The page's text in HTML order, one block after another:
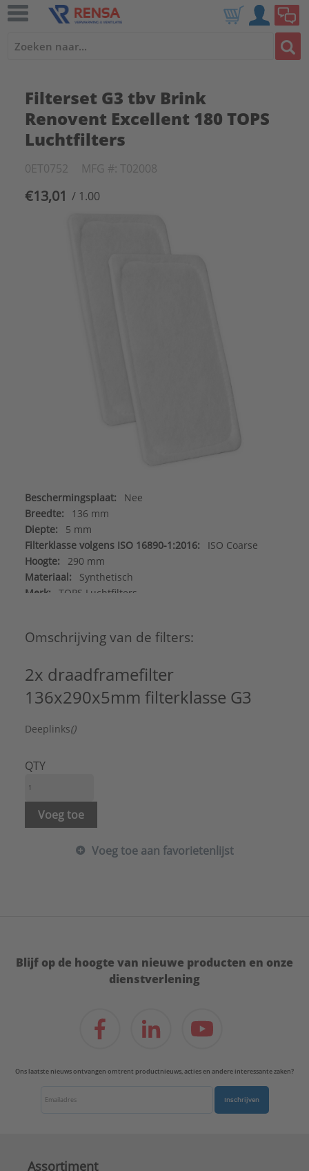
Filterset G3 tbv Brink
Renovent Excellent 180 TOPS
Luchtfilters
0ET0752 MFG #: T02008
€13,01 / 1.00
Beschermingsplaat:
Nee
Breedte:
136 mm
Diepte:
5 mm
Filterklasse volgens ISO 16890-1:2016:
ISO Coarse
Hoogte:
290 mm
Materiaal:
Synthetisch
Merk:
TOPS Luchtfilters
Serie: Filters/afscheiders
Omschrijving van de filters:
2x draadframefilter
136x290x5mm filterklasse G3
Deeplinks()
QTY
Voeg toe
Voeg toe aan favorietenlijst
Blijf op de hoogte van nieuwe producten en onze
dienstverlening
Ons laatste nieuws ontvangen omtrent productnieuws, acties en andere interessante zaken?
Inschrijven
Assortiment